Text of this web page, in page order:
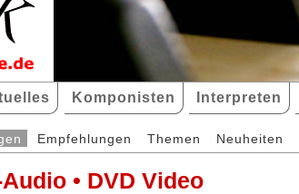
Komponisten Interpreten
Empfehlungen Themen Neuheiten
Audio • DVD Video